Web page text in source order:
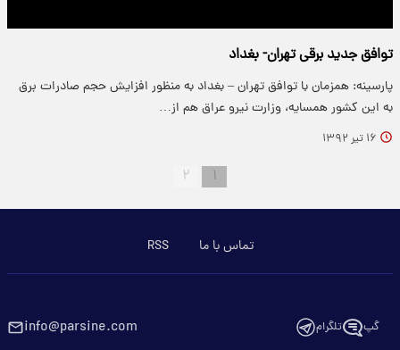
توافق جدید برقی تهران- بغداد
پارسینه: همزمان با توافق تهران – بغداد به منظور افزایش حجم صادرات برق
به این کشور همسایه، وزارت نیرو عراق هم از…
۱۶ تیر ۱۳۹۲
۱ ۲
تماس با ما RSS
گپ تلگرام info@parsine.com